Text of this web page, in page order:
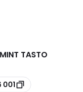
TASTO
001